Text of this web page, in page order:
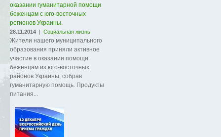
оказании гуманитарной помощи
беженцам с юго-восточных
регионов Украины.
28.11.2014 | Социальная жизнь
Жители нашего муниципального
образования приняли активное
участие в оказании помощи
беженцам из юго-восточных
районов Украины, собрав
гуманитарную помощь. Продукты
питания...